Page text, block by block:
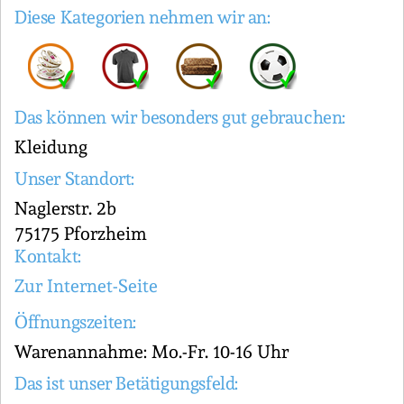
Diese Kategorien nehmen wir an:
Das können wir besonders gut gebrauchen:
Kleidung
Unser Standort:
Naglerstr. 2b
75175 Pforzheim
Kontakt:
Zur Internet-Seite
Öffnungszeiten:
Warenannahme: Mo.-Fr. 10-16 Uhr
Das ist unser Betätigungsfeld: